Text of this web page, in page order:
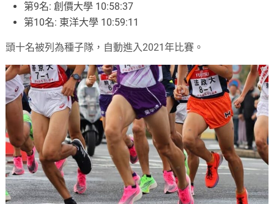
第9名: 創價大學 10:58:37
第10名: 東洋大學 10:59:11
頭十名被列為種子隊，自動進入2021年比賽。